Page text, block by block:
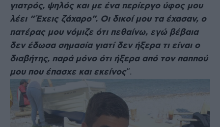
γιατρός, ψηλός και με ένα περίεργο ύφος μου
λέει “Έχεις ζάχαρο”. Οι δικοί μου τα έχασαν, ο
πατέρας μου νόμιζε ότι πεθαίνω, εγώ βέβαια
δεν έδωσα σημασία γιατί δεν ήξερα τι είναι ο
διαβήτης, παρά μόνο ότι ήξερα από τον παππού
μου που έπασχε και εκείνος“.